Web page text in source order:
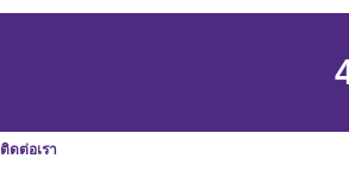
ติดต่อเรา